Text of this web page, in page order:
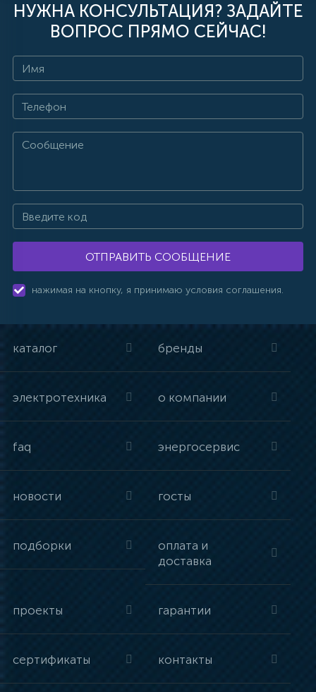
НУЖНА КОНСУЛЬТАЦИЯ? ЗАДАЙТЕ
ВОПРОС ПРЯМО СЕЙЧАС!
ОТПРАВИТЬ СООБЩЕНИЕ
нажимая на кнопку, я принимаю условия соглашения.
каталог бренды
электротехника о компании
faq энергосервис
новости госты
подборки
оплата и
доставка
проекты гарантии
сертификаты контакты